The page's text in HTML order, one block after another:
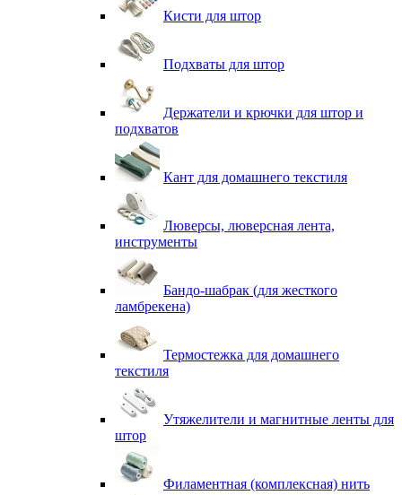
Кисти для штор
Подхваты для штор
Держатели и крючки для штор и
подхватов
Кант для домашнего текстиля
Люверсы, люверсная лента,
инструменты
Бандо-шабрак (для жесткого
ламбрекена)
Термостежка для домашнего
текстиля
Утяжелители и магнитные ленты для
штор
Филаментная (комплексная) нить